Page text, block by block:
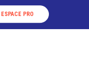
ESPACE PRO
LA DESTINATION